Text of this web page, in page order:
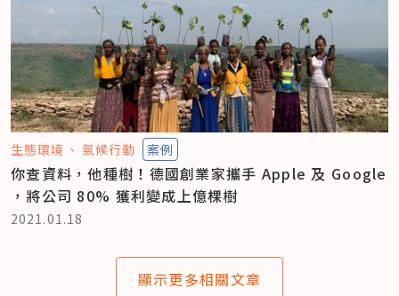
生態環境 氣候行動 案例
你查資料，他種樹！德國創業家攜手 Apple 及 Google
，將公司 80% 獲利變成上億棵樹
2021.01.18
顯示更多相關文章